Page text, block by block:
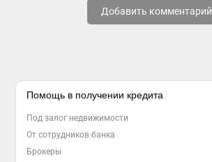
Добавить комментарий
Помощь в получении кредита
Под залог недвижимости
От сотрудников банка
Брокеры